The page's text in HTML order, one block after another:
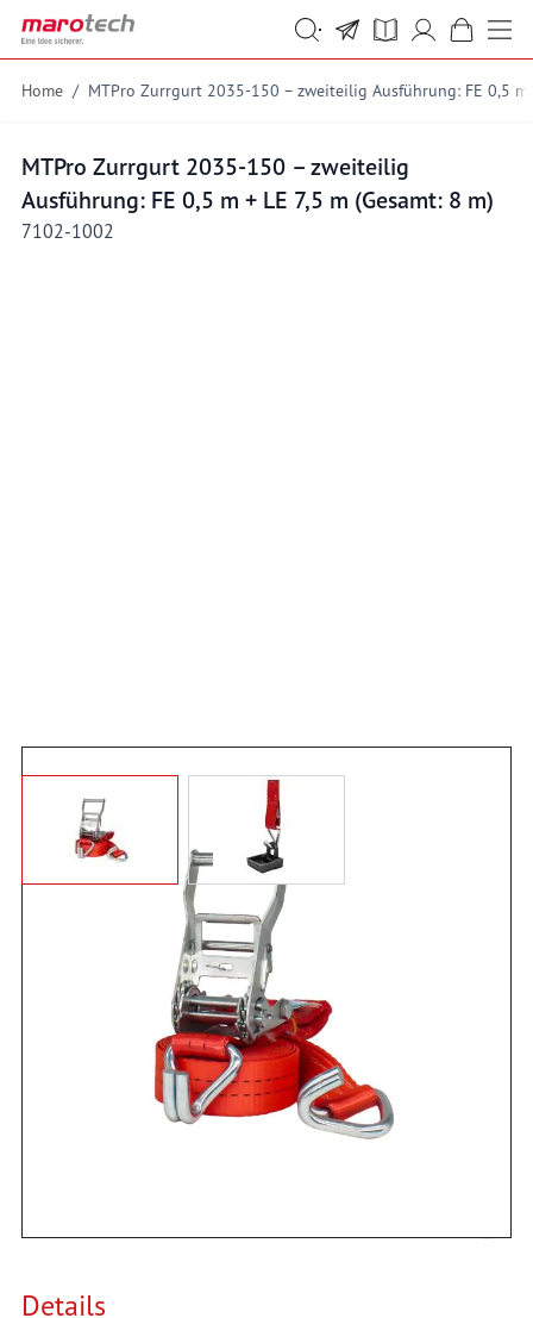
Skip to Content
Suche
Suche
Home / MTPro Zurrgurt 2035-150 – zweiteilig Ausführung: FE 0,5 m
MTPro Zurrgurt 2035-150 – zweiteilig
Ausführung: FE 0,5 m + LE 7,5 m (Gesamt: 8 m)
7102-1002
Angebot anfordern
Zweiteiliger Zurrgurt nach EN 12195-2
gefertigt. Hergestellt aus hochwertigem, roten Gurtband in
35 mm Breite mit Endbeschlag Doppelspitzhaken und
Druckratsche. Ideal zur Ladungssicherung im Pkw, Anhänger
Details